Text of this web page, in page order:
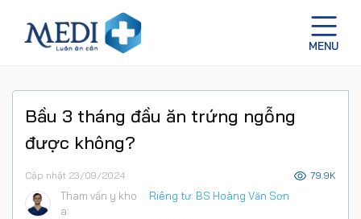
Bầu 3 tháng đầu ăn trứng ngỗng
được không?
Cập nhật 23/09/2024 79.9K
Tham vấn y kho
a:
Riêng tư: BS Hoàng Văn Sơn